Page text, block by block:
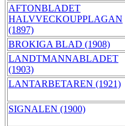
AFTONBLADET
HALVVECKOUPPLAGAN
(1897)
BROKIGA BLAD (1908)
LANDTMANNABLADET
(1903)
LANTARBETAREN (1921)
SIGNALEN (1900)